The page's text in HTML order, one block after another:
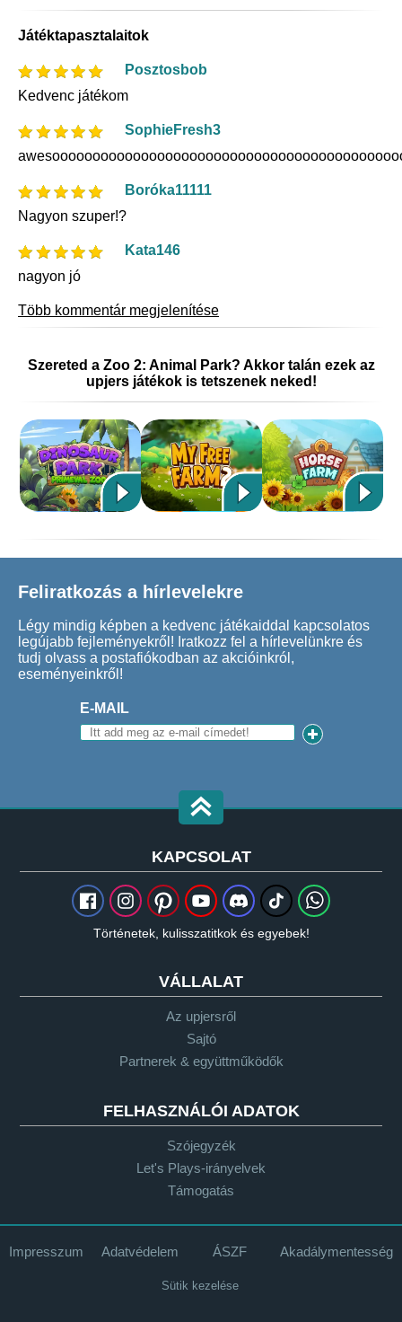
Játéktapasztalaitok
Posztosbob
Kedvenc játékom
SophieFresh3
Boróka11111
Nagyon szuper!?
Kata146
nagyon jó
Több kommentár megjelenítése
Szereted a Zoo 2: Animal Park? Akkor talán ezek az
upjers játékok is tetszenek neked!
Feliratkozás a hírlevelekre
Légy mindig képben a kedvenc játékaiddal kapcsolatos
legújabb fejleményekről! Iratkozz fel a hírlevelünkre és
tudj olvass a postafiókodban az akcióinkról,
eseményeinkről!
E-MAIL
KAPCSOLAT
Történetek, kulisszatitkok és egyebek!
VÁLLALAT
Az upjersről
Sajtó
Partnerek & együttműködők
FELHASZNÁLÓI ADATOK
Szójegyzék
Let's Plays-irányelvek
Támogatás
Impresszum Adatvédelem ÁSZF Akadálymentesség
Sütik kezelése